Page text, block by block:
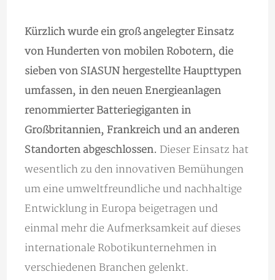
Kürzlich wurde ein groß angelegter Einsatz
von Hunderten von mobilen Robotern, die
sieben von SIASUN hergestellte Haupttypen
umfassen, in den neuen Energieanlagen
renommierter Batteriegiganten in
Großbritannien, Frankreich und an anderen
Standorten abgeschlossen. Dieser Einsatz hat
wesentlich zu den innovativen Bemühungen
um eine umweltfreundliche und nachhaltige
Entwicklung in Europa beigetragen und
einmal mehr die Aufmerksamkeit auf dieses
internationale Robotikunternehmen in
verschiedenen Branchen gelenkt.